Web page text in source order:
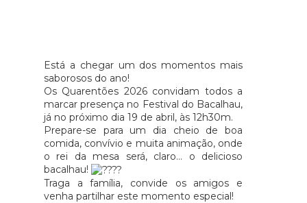
Está a chegar um dos momentos mais
saborosos do ano!
Os Quarentões 2026 convidam todos a
marcar presença no Festival do Bacalhau,
já no próximo dia 19 de abril, às 12h30m.
Prepare-se para um dia cheio de boa
comida, convívio e muita animação, onde
o rei da mesa será, claro… o delicioso
bacalhau!
Traga a família, convide os amigos e
venha partilhar este momento especial!